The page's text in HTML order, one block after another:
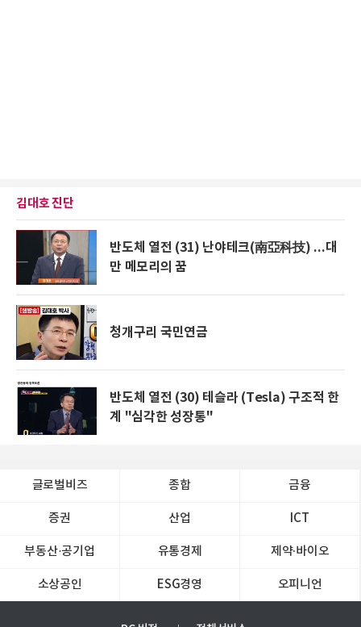
김대호 진단
반도체 열전 (31) 난야테크(南亞科技) ...대
만 메모리의 꿈
청개구리 국민연금
반도체 열전 (30) 테슬라 (Tesla) 구조적 한
계 "심각한 성장통"
글로벌비즈 종합 금융
증권 산업 ICT
부동산·공기업 유통경제 제약∙바이오
소상공인 ESG경영 오피니언